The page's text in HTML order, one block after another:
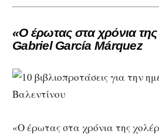
«Ο έρωτας στα χρόνια
Gabriel García Márquez
«Ο έρωτας στα χρόνια της